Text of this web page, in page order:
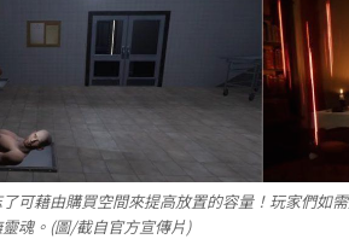
可藉由購買空間來提高放置的容量！玩家們如
魂。(圖/截自官方宣傳片)